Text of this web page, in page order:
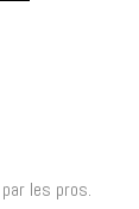
les pros.